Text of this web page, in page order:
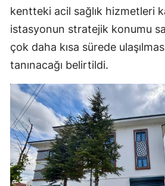
kentteki acil sağlık hizmetleri
istasyonun stratejik konumu
çok daha kısa sürede
tanınacağı belirtildi.